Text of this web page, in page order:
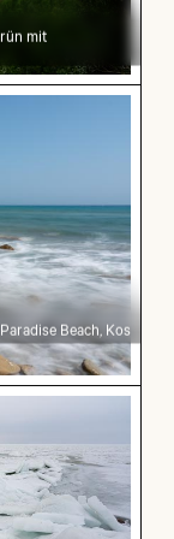
mit
Kos
Beach, Kos
am